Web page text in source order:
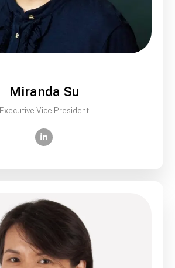
Miranda Su
Executive Vice President